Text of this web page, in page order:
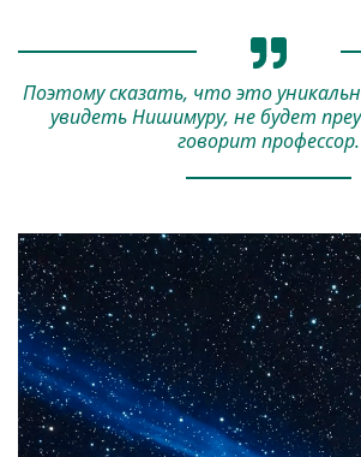
Поэтому сказать, что это
увидеть Нишимуру, не будет
говорит профессор.